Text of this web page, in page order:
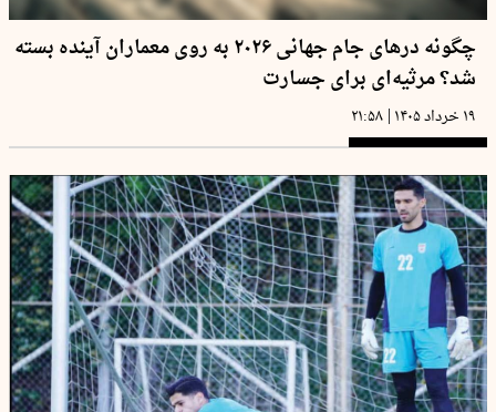
چگونه درهای جام جهانی ۲۰۲۶ به روی معماران آینده بسته
شد؟ مرثیه‌ای برای جسارت
۱۹ خرداد ۱۴۰۵ | ۲۱:۵۸